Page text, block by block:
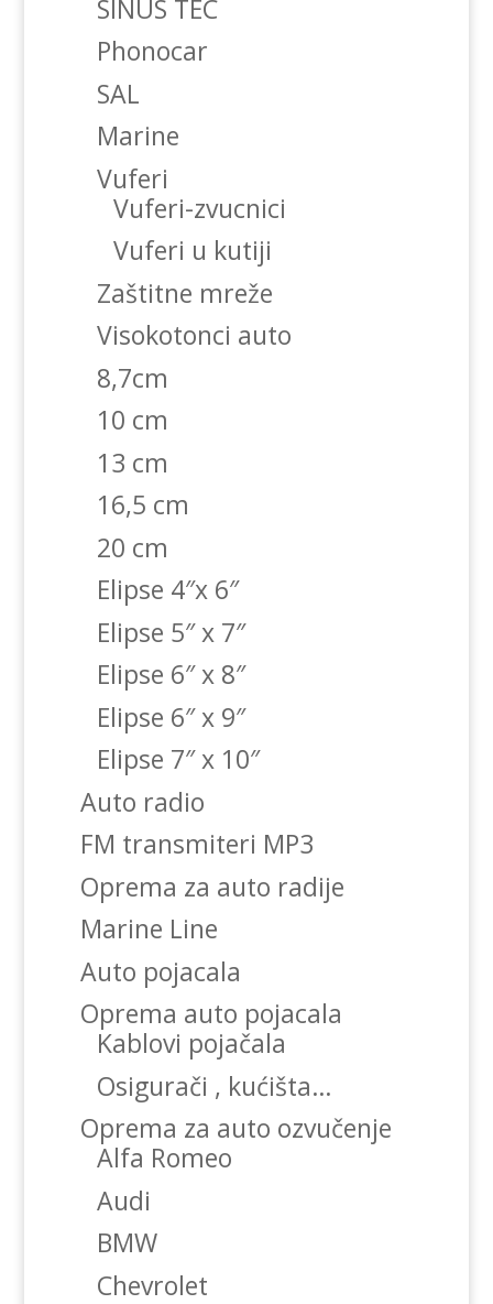
SINUS TEC
Phonocar
SAL
Marine
Vuferi
Vuferi-zvucnici
Vuferi u kutiji
Zaštitne mreže
Visokotonci auto
8,7cm
10 cm
13 cm
16,5 cm
20 cm
Elipse 4″x 6″
Elipse 5″ x 7″
Elipse 6″ x 8″
Elipse 6″ x 9″
Elipse 7″ x 10″
Auto radio
FM transmiteri MP3
Oprema za auto radije
Marine Line
Auto pojacala
Oprema auto pojacala
Kablovi pojačala
Osigurači , kućišta…
Oprema za auto ozvučenje
Alfa Romeo
Audi
BMW
Chevrolet